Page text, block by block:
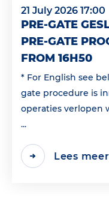
21 July 2026 17:00
PRE-GATE
PRE-GATE
FROM 16H50
* For English see
gate procedure is
operaties verlopen
...
Lees meer